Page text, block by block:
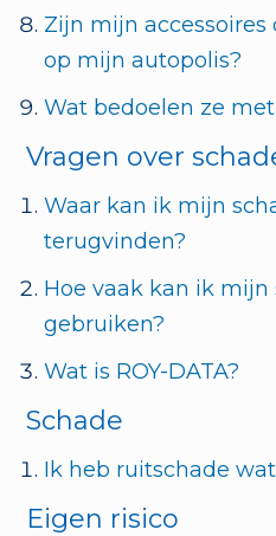
Zijn mijn accessoires
op mijn autopolis?
Wat bedoelen ze
Vragen over
Waar kan ik mijn
terugvinden?
Hoe vaak kan ik mijn
gebruiken?
Wat is ROY-DATA?
Schade
Ik heb ruitschade
Eigen risico